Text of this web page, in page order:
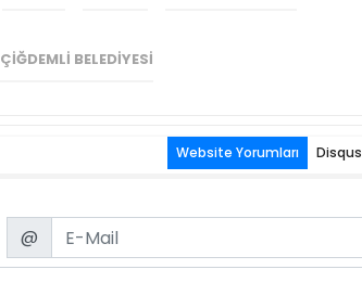
ÇIĞDEMLI BELEDIYESI
Website Yorumları Disqus
Email
@